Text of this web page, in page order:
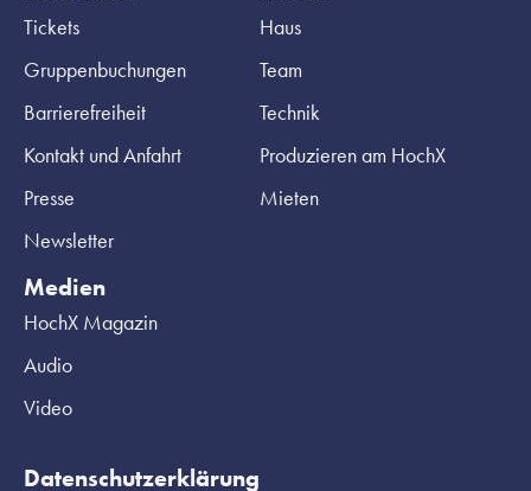
Tickets
Gruppenbuchungen
Barrierefreiheit
Kontakt und Anfahrt
Presse
Newsletter
Haus
Team
Technik
Produzieren am HochX
Mieten
Medien
HochX Magazin
Audio
Video
Datenschutzerklärung